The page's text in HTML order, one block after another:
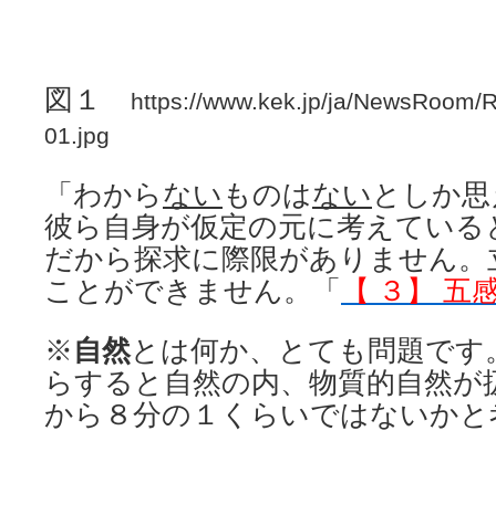
図１
https://www.kek.jp/ja/NewsRoom/
01.jpg
「わから ない ものはない としか
彼ら自身が仮定の元に考えてい
だから探求に際限がありません
ことができません。「
【 ３】 五
※ 自然とは何か、とても問題です
らすると自然の内、物質的自然が
から８分の１くらいではないか